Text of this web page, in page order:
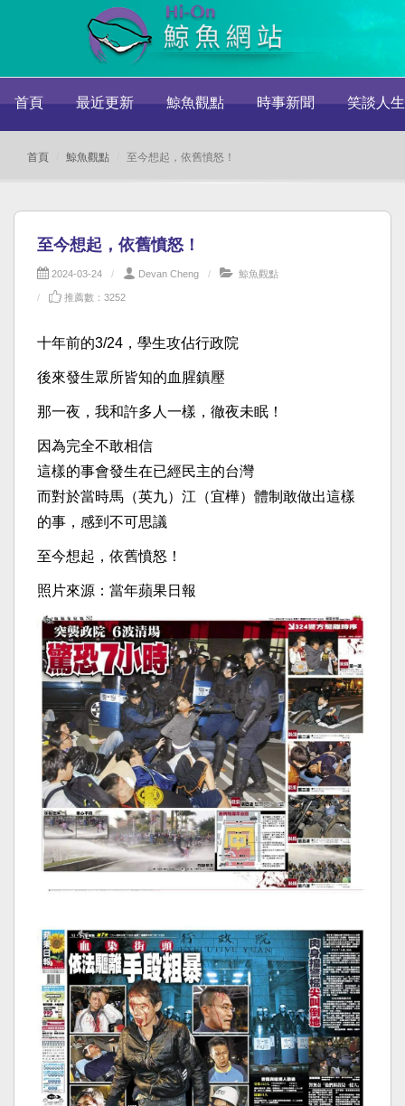
首頁 最近更新 鯨魚觀點 時事新聞 笑談人生
首頁 鯨魚觀點 至今想起，依舊憤怒！
至今想起，依舊憤怒！
2024-03-24 Devan Cheng 鯨魚觀點
推薦數：3252
十年前的3/24，學生攻佔行政院
後來發生眾所皆知的血腥鎮壓
那一夜，我和許多人一樣，徹夜未眠！
因為完全不敢相信
這樣的事會發生在已經民主的台灣
而對於當時馬（英九）江（宜樺）體制敢做出這樣
的事，感到不可思議
至今想起，依舊憤怒！
照片來源：當年蘋果日報